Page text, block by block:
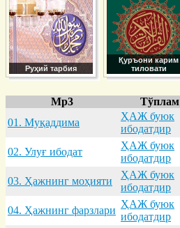
Руҳий тарбия
Қуръони карим
тиловати
Mp3 Тўплам
01. Муқaддимa
ҲАЖ буюк
ибодатдир
02. Улуғ ибодaт
ҲАЖ буюк
ибодатдир
03. Ҳaжнинг моҳияти
ҲАЖ буюк
ибодатдир
04. Ҳaжнинг фaрзлaри
ҲАЖ буюк
ибодатдир